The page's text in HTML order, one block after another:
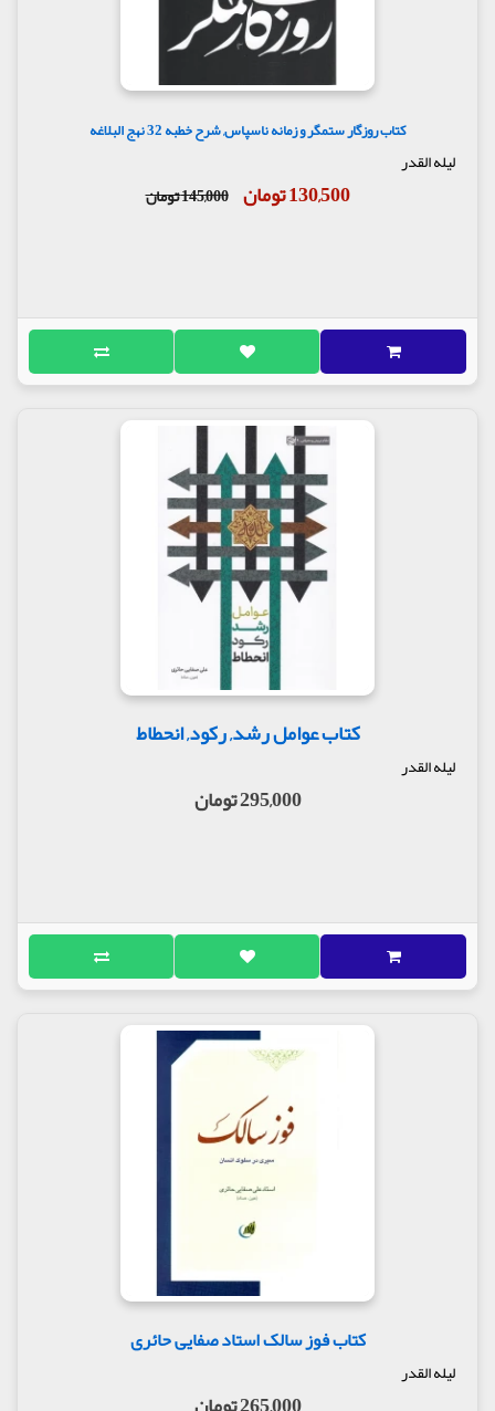
کتاب روزگار ستمگر و زمانه ناسپاس, شرح خطبه 32 نهج البلاغه
لیله القدر
130,500 تومان 145,000 تومان
کتاب عوامل رشد, رکود, انحطاط
لیله القدر
295,000 تومان
کتاب فوز سالک استاد صفایی حائری
لیله القدر